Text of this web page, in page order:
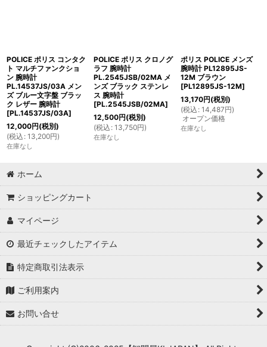
POLICE ポリス コンタク
ト マルチファンクショ
ン 腕時計
PL.14537JS/03A メン
ズ ブルー文字盤 ブラッ
ク レザー 腕時計
[PL.14537JS/03A]
12,000円(税別)
(税込 : 13,200円)
在庫なし
POLICE ポリス クロノグ
ラフ 腕時計
PL.2545JSB/02MA メ
ンズ ブラック ステンレ
ス 腕時計
[PL.2545JSB/02MA]
12,500円(税別)
(税込 : 13,750円)
在庫なし
ポリス POLICE メンズ
腕時計 PL12895JS-
12M ブラウン
[PL12895JS-12M]
13,170円(税別)
(税込 : 14,487円)
オープン価格
在庫なし
ホーム
ショッピングカート
マイページ
最近チェックしたアイテム
特定商取引法表示
ご利用案内
お問い合せ